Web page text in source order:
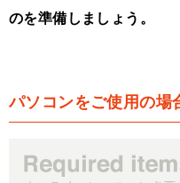
のを準備しましょう。
パソコンをご使用の場